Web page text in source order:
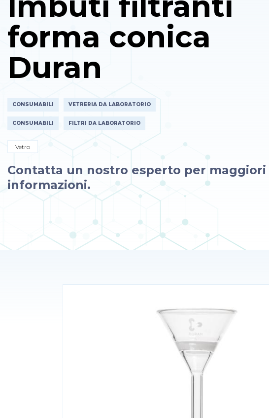
forma conica
Duran
CONSUMABILI VETRERIA DA LABORATORIO
CONSUMABILI FILTRI DA LABORATORIO
Vetro
Contatta un nostro esperto per maggiori
informazioni.